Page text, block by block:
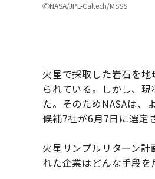
ⒸNASA/JPL-Caltech/MSSS
火星で採取した岩石を
られている。しかし、
た。そのためNASAは、
候補7社が6月7日に選定
火星サンプルリターン
れた企業はどんな手段